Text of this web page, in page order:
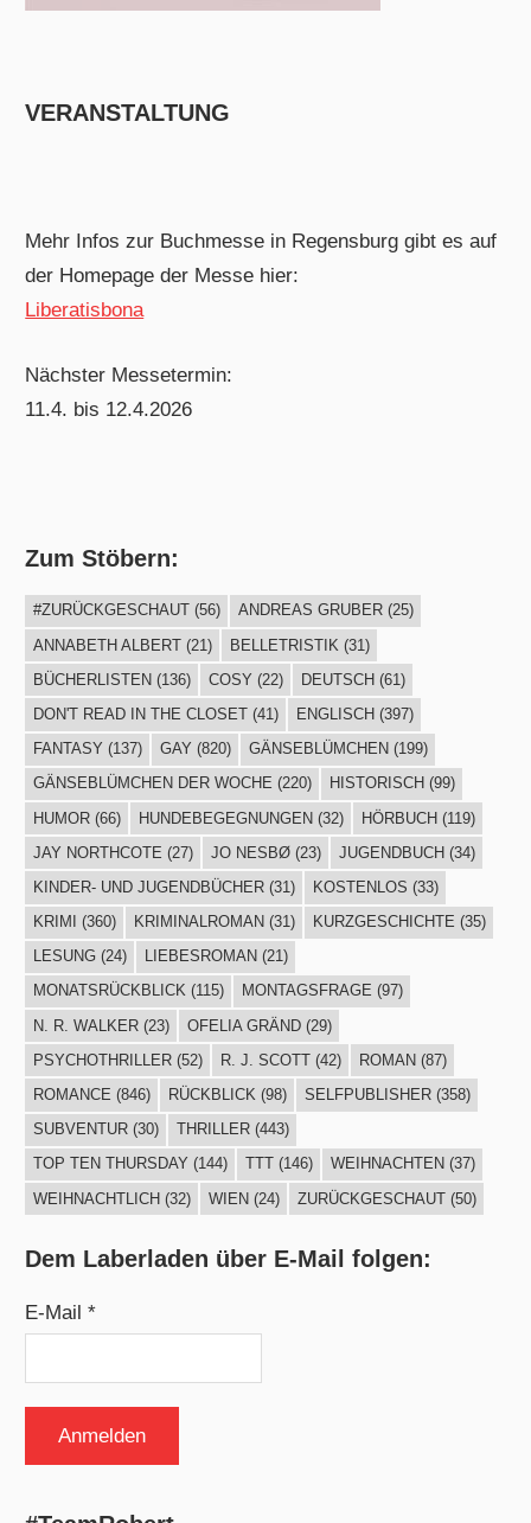
VERANSTALTUNG
Mehr Infos zur Buchmesse in Regensburg gibt es auf
der Homepage der Messe hier:
Liberatisbona
Nächster Messetermin:
11.4. bis 12.4.2026
Zum Stöbern:
#ZURÜCKGESCHAUT(56) ANDREAS GRUBER(25)
ANNABETH ALBERT(21) BELLETRISTIK (31)
BÜCHERLISTEN (136) COSY (22) DEUTSCH (61)
DON'T READ IN THE CLOSET(41) ENGLISCH (397)
FANTASY (137) GAY (820) GÄNSEBLÜMCHEN (199)
GÄNSEBLÜMCHEN DER WOCHE (220) HISTORISCH (99)
HUMOR(66) HUNDEBEGEGNUNGEN(32) HÖRBUCH(119)
JAY NORTHCOTE (27) JO NESBØ(23) JUGENDBUCH(34)
KINDER- UND JUGENDBÜCHER(31) KOSTENLOS (33)
KRIMI
(360) KRIMINALROMAN (31) KURZGESCHICHTE (35)
LESUNG(24) LIEBESROMAN (21)
MONATSRÜCKBLICK(115) MONTAGSFRAGE (97)
N. R. WALKER(23) OFELIA GRÄND(29)
PSYCHOTHRILLER(52) R. J. SCOTT(42) ROMAN (87)
ROMANCE (846) RÜCKBLICK(98) SELFPUBLISHER(358)
SUBVENTUR(30) THRILLER(443)
TOP TEN THURSDAY (144) TTT(146) WEIHNACHTEN (37)
WEIHNACHTLICH(32) WIEN(24) ZURÜCKGESCHAUT(50)
Dem Laberladen über E-Mail folgen:
E-Mail *